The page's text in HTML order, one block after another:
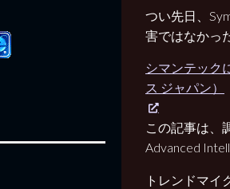
つい先日、
害ではなかっ
シマンテック
ス ジャパン）
この記事は、
Advanced
トレンドマイ